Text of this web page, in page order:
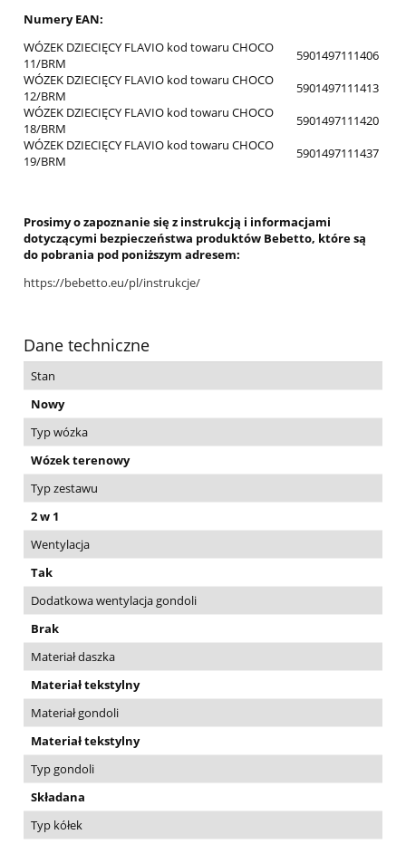
Numery EAN:
WÓZEK DZIECIĘCY FLAVIO kod towaru CHOCO
11/BRM
5901497111406
WÓZEK DZIECIĘCY FLAVIO kod towaru CHOCO
12/BRM
5901497111413
WÓZEK DZIECIĘCY FLAVIO kod towaru CHOCO
18/BRM
5901497111420
WÓZEK DZIECIĘCY FLAVIO kod towaru CHOCO
19/BRM
5901497111437
Prosimy o zapoznanie się z instrukcją i informacjami
dotyczącymi bezpieczeństwa produktów Bebetto, które są
do pobrania pod poniższym adresem:
https://bebetto.eu/pl/instrukcje/
Dane techniczne
Stan
Nowy
Typ wózka
Wózek terenowy
Typ zestawu
2 w 1
Wentylacja
Tak
Dodatkowa wentylacja gondoli
Brak
Materiał daszka
Materiał tekstylny
Materiał gondoli
Materiał tekstylny
Typ gondoli
Składana
Typ kółek